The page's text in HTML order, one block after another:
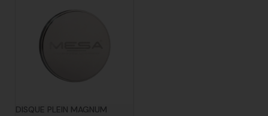
DISQUE PLEIN MAGNUM